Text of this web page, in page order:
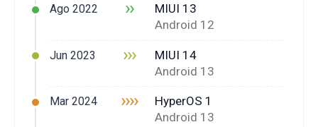
Ago 2022 ››
MIUI 13
Android 12
Jun 2023 ›››
MIUI 14
Android 13
Mar 2024 ››››
HyperOS 1
Android 13